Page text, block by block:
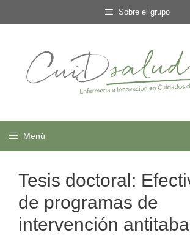
al
Sobre el grupo
Menú
Tesis doctoral:
de programas de
intervención